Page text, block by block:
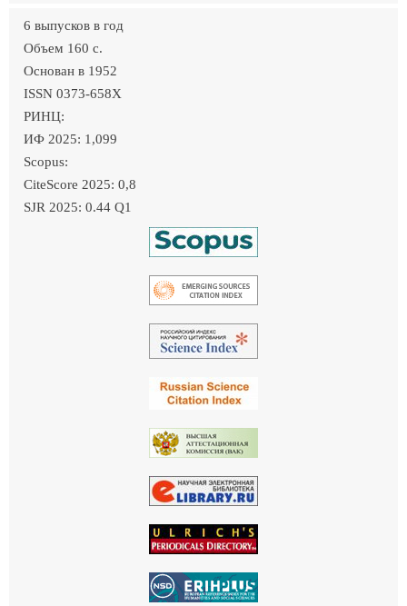
6 выпусков в год
Объем 160 c.
Основан в 1952
ISSN 0373-658X
РИНЦ:
ИФ 2025: 1,099
Scopus:
CiteScore 2025: 0,8
SJR 2025: 0.44 Q1